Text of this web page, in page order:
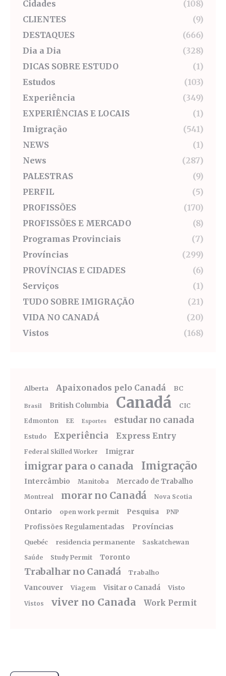
Cidades
(108)
CLIENTES
(9)
DESTAQUES
(666)
Dia a Dia
(328)
DICAS SOBRE ESTUDO
(1)
Estudos
(103)
Experiência
(349)
EXPERIÊNCIAS E LOCAIS
(1)
Imigração
(541)
NEWS
(1)
News
(287)
PALESTRAS
(9)
PERFIL
(5)
PROFISSÕES
(170)
PROFISSÕES E MERCADO
(8)
Programas Provinciais
(7)
Províncias
(299)
PROVÍNCIAS E CIDADES
(6)
Serviços
(1)
TUDO SOBRE IMIGRAÇÃO
(21)
VIDA NO CANADÁ
(20)
Vistos
(168)
Alberta Apaixonados pelo Canadá BC
Brasil British Columbia Canadá
CIC
Edmonton
EE Esportes estudar no canada
Estudo Experiência Express Entry
Federal Skilled Worker Imigrar
imigrar para o canada Imigração
Intercâmbio Manitoba Mercado de Trabalho
Montreal morar no Canadá Nova Scotia
Ontario open work permit Pesquisa PNP
Profissões Regulamentadas Províncias
Quebéc residencia permanente Saskatchewan
Saúde Study Permit Toronto
Trabalhar no Canadá Trabalho
Vancouver Viagem Visitar o Canadá Visto
Vistos viver no Canada Work Permit